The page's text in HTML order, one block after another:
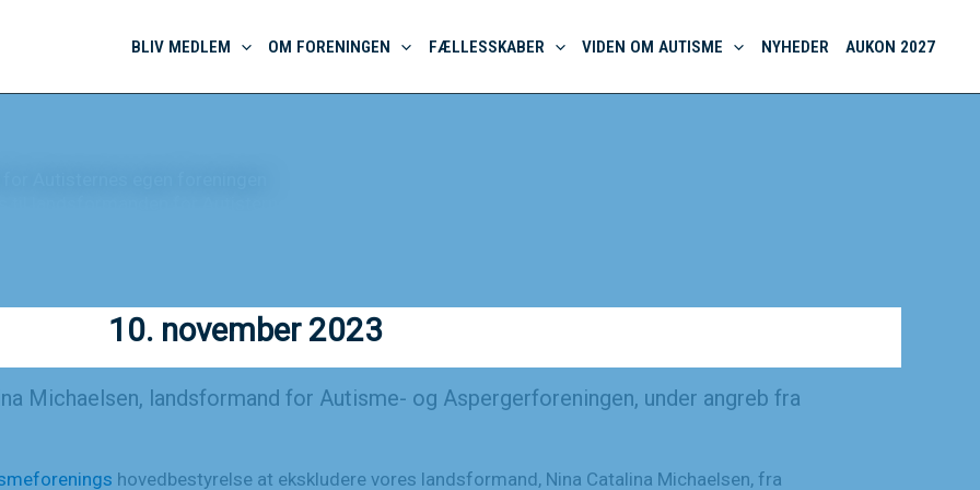
BLIV MEDLEM OM FORENINGEN FÆLLESSKABER VIDEN OM AUTISME NYHEDER AUKON 2027
10. november 2023
Michaelsen, landsformand for Autisme- og Aspergerforeningen, under angreb fra
hovedbestyrelse at ekskludere vores landsformand, Nina Catalina Michaelsen, fra